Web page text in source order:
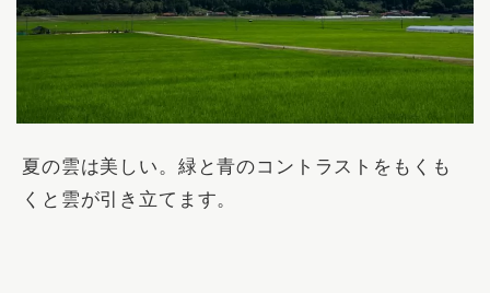
夏の雲は美しい。緑と青のコントラストをもくも
くと雲が引き立てます。